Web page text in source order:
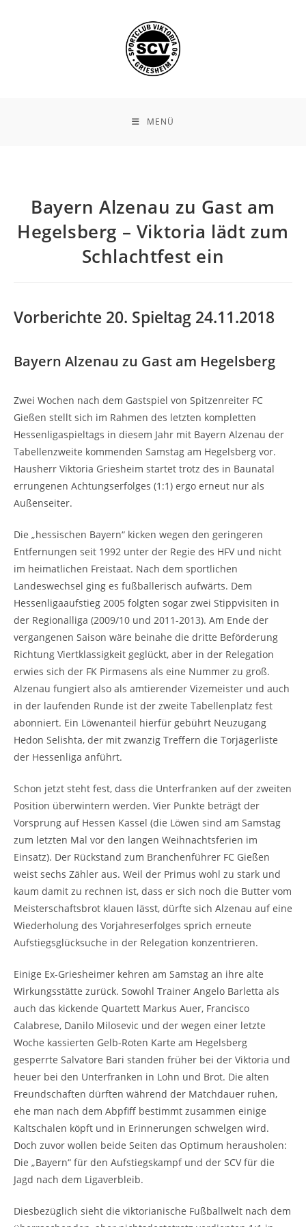
MENÜ
Bayern Alzenau zu Gast am
Hegelsberg – Viktoria lädt zum
Schlachtfest ein
Vorberichte 20. Spieltag 24.11.2018
Bayern Alzenau zu Gast am Hegelsberg
Zwei Wochen nach dem Gastspiel von Spitzenreiter FC
Gießen stellt sich im Rahmen des letzten kompletten
Hessenligaspieltags in diesem Jahr mit Bayern Alzenau der
Tabellenzweite kommenden Samstag am Hegelsberg vor.
Hausherr Viktoria Griesheim startet trotz des in Baunatal
errungenen Achtungserfolges (1:1) ergo erneut nur als
Außenseiter.
Die „hessischen Bayern“ kicken wegen den geringeren
Entfernungen seit 1992 unter der Regie des HFV und nicht
im heimatlichen Freistaat. Nach dem sportlichen
Landeswechsel ging es fußballerisch aufwärts. Dem
Hessenligaaufstieg 2005 folgten sogar zwei Stippvisiten in
der Regionalliga (2009/10 und 2011-2013). Am Ende der
vergangenen Saison wäre beinahe die dritte Beförderung
Richtung Viertklassigkeit geglückt, aber in der Relegation
erwies sich der FK Pirmasens als eine Nummer zu groß.
Alzenau fungiert also als amtierender Vizemeister und auch
in der laufenden Runde ist der zweite Tabellenplatz fest
abonniert. Ein Löwenanteil hierfür gebührt Neuzugang
Hedon Selishta, der mit zwanzig Treffern die Torjägerliste
der Hessenliga anführt.
Schon jetzt steht fest, dass die Unterfranken auf der zweiten
Position überwintern werden. Vier Punkte beträgt der
Vorsprung auf Hessen Kassel (die Löwen sind am Samstag
zum letzten Mal vor den langen Weihnachtsferien im
Einsatz). Der Rückstand zum Branchenführer FC Gießen
weist sechs Zähler aus. Weil der Primus wohl zu stark und
kaum damit zu rechnen ist, dass er sich noch die Butter vom
Meisterschaftsbrot klauen lässt, dürfte sich Alzenau auf eine
Wiederholung des Vorjahreserfolges sprich erneute
Aufstiegsglücksuche in der Relegation konzentrieren.
Einige Ex-Griesheimer kehren am Samstag an ihre alte
Wirkungsstätte zurück. Sowohl Trainer Angelo Barletta als
auch das kickende Quartett Markus Auer, Francisco
Calabrese, Danilo Milosevic und der wegen einer letzte
Woche kassierten Gelb-Roten Karte am Hegelsberg
gesperrte Salvatore Bari standen früher bei der Viktoria und
heuer bei den Unterfranken in Lohn und Brot. Die alten
Freundschaften dürften während der Matchdauer ruhen,
ehe man nach dem Abpfiff bestimmt zusammen einige
Kaltschalen köpft und in Erinnerungen schwelgen wird.
Doch zuvor wollen beide Seiten das Optimum herausholen:
Die „Bayern“ für den Aufstiegskampf und der SCV für die
Jagd nach dem Ligaverbleib.
Diesbezüglich sieht die viktorianische Fußballwelt nach dem